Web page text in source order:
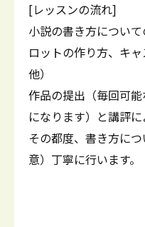
[レッスンの流れ]
小説の書き方につい
ロットの作り方、キ
他）
作品の提出（毎回可
になります）と講評に
その都度、書き方に
意）丁寧に行います。